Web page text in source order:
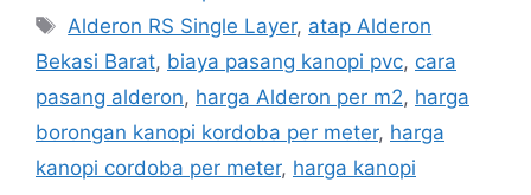
Tags
Alderon RS Single Layer, atap Alderon
Bekasi Barat, biaya pasang kanopi pvc, cara
pasang alderon, harga Alderon per m2, harga
borongan kanopi kordoba per meter, harga
kanopi cordoba per meter, harga kanopi